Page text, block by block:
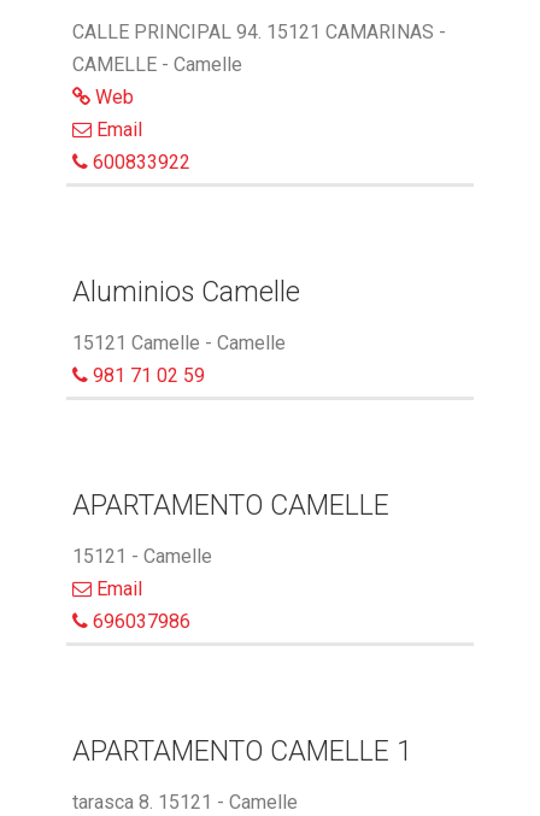
CALLE PRINCIPAL 94. 15121 CAMARINAS -
CAMELLE - Camelle
Web
Email
600833922
Aluminios Camelle
15121 Camelle - Camelle
981 71 02 59
APARTAMENTO CAMELLE
15121 - Camelle
Email
696037986
APARTAMENTO CAMELLE 1
tarasca 8. 15121 - Camelle